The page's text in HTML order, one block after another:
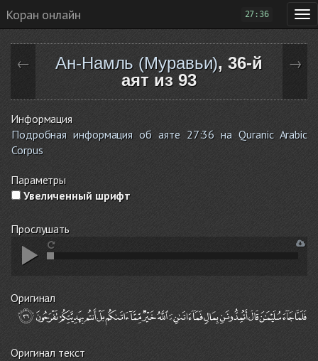
Коран онлайн 27:36
← Ан-Намль (Муравьи), 36-й
аят из 93
→
Информация
Подробная информация об аяте 27:36 на Quranic Arabic
Corpus
Параметры
Увеличенный шрифт
Прослушать
Оригинал
Оригинал текст